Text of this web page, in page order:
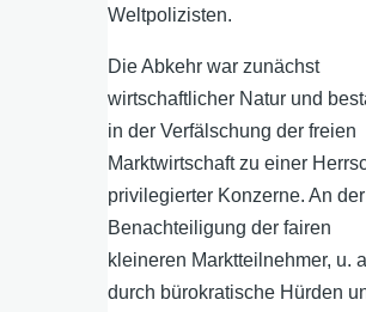
Weltpolizisten.
Die Abkehr war zunächst
wirtschaftlicher Natur und
in der Verfälschung der freien
Marktwirtschaft zu einer
privilegierter Konzerne. An der
Benachteiligung der fairen
kleineren Marktteilnehmer, u.
durch bürokratische Hürden